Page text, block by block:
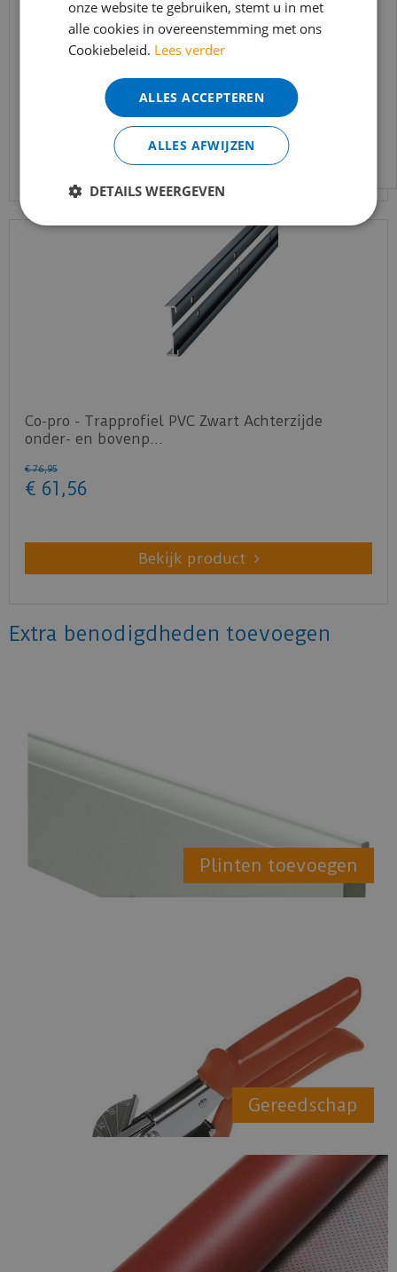
Küberit - Trapneusprofiel 845 Zand F9 14x43mm
t.b.v. 2-3mm …
Bekijk product
Co-pro - Trapprofiel PVC Zwart Achterzijde
onder- en bovenp…
€ 76,95
€ 61 ,56
Bekijk product
Extra benodigdheden toevoegen
Plinten toevoegen
Gereedschap
bereikbaar.
Bestelling worden uiteraard verwerkt
echter iets minder snel dan wat je van ons
gewend bent.
Voor vragen kan je ons bereiken via
info@merkvloerenwinkel.nl
onze website te gebruiken, stemt u in met
alle cookies in overeenstemming met ons
Cookiebeleid. Lees verder
ALLES ACCEPTEREN
ALLES AFWIJZEN
DETAILS WEERGEVEN